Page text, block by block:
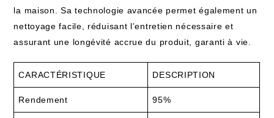
la maison. Sa technologie avancée permet également un
nettoyage facile, réduisant l’entretien nécessaire et
assurant une longévité accrue du produit, garanti à vie.
CARACTÉRISTIQUE DESCRIPTION
Rendement 95%